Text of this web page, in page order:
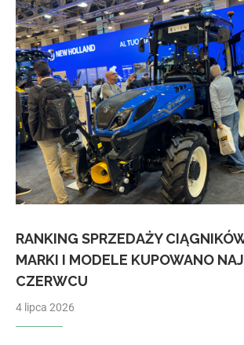
RANKING SPRZEDAŻY
MARKI I MODELE KUPOWANO
CZERWCU
4 lipca 2026